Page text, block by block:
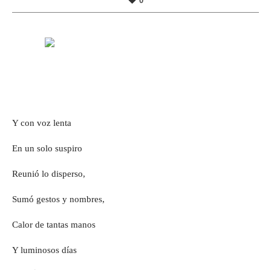
Y con voz lenta
En un solo suspiro
Reunió lo disperso,
Sumó gestos y nombres,
Calor de tantas manos
Y luminosos días